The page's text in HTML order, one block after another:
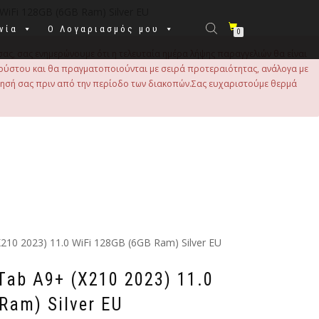
Ο Λογαριασμός μου 0
και θα πραγματοποιούνται με σειρά προτεραιότητας, ανάλογα με
σας πριν από την περίοδο των διακοπών.Σας ευχαριστούμε θερμά
2023) 11.0 WiFi 128GB (6GB Ram) Silver EU
A9+ (X210 2023) 11.0
Silver EU